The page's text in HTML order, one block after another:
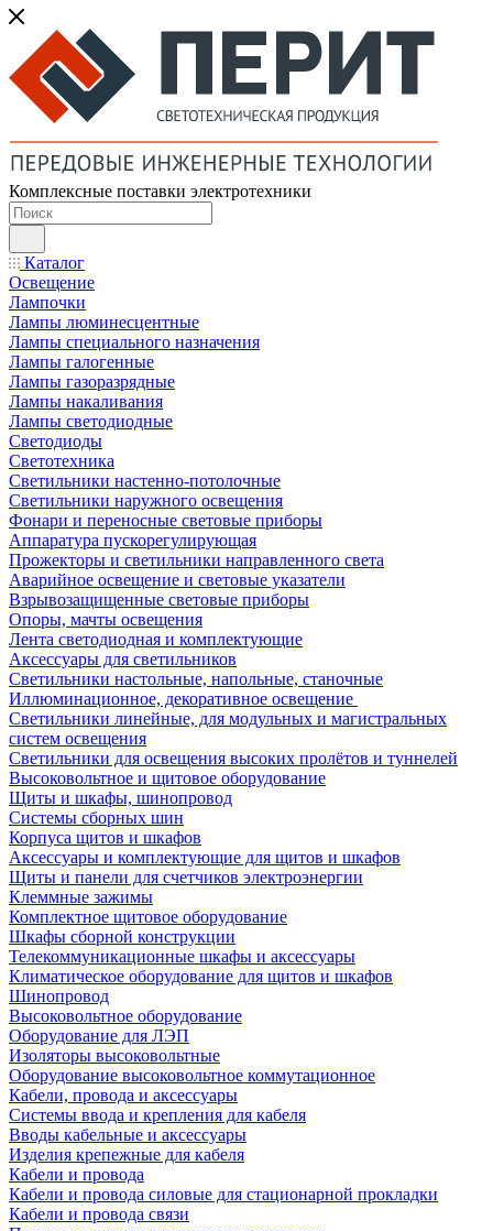
Комплексные поставки электротехники
Каталог
Освещение
Лампочки
Лампы люминесцентные
Лампы специального назначения
Лампы галогенные
Лампы газоразрядные
Лампы накаливания
Лампы светодиодные
Светодиоды
Светотехника
Светильники настенно-потолочные
Светильники наружного освещения
Фонари и переносные световые приборы
Аппаратура пускорегулирующая
Прожекторы и светильники направленного света
Аварийное освещение и световые указатели
Взрывозащищенные световые приборы
Опоры, мачты освещения
Лента светодиодная и комплектующие
Аксессуары для светильников
Светильники настольные, напольные, станочные
Иллюминационное, декоративное освещение
Светильники линейные, для модульных и магистральных
систем освещения
Светильники для освещения высоких пролётов и туннелей
Высоковольтное и щитовое оборудование
Щиты и шкафы, шинопровод
Системы сборных шин
Корпуса щитов и шкафов
Аксессуары и комплектующие для щитов и шкафов
Щиты и панели для счетчиков электроэнергии
Клеммные зажимы
Комплектное щитовое оборудование
Шкафы сборной конструкции
Телекоммуникационные шкафы и аксессуары
Климатическое оборудование для щитов и шкафов
Шинопровод
Высоковольтное оборудование
Оборудование для ЛЭП
Изоляторы высоковольтные
Оборудование высоковольтное коммутационное
Кабели, провода и аксессуары
Системы ввода и крепления для кабеля
Вводы кабельные и аксессуары
Изделия крепежные для кабеля
Кабели и провода
Кабели и провода силовые для стационарной прокладки
Кабели и провода связи